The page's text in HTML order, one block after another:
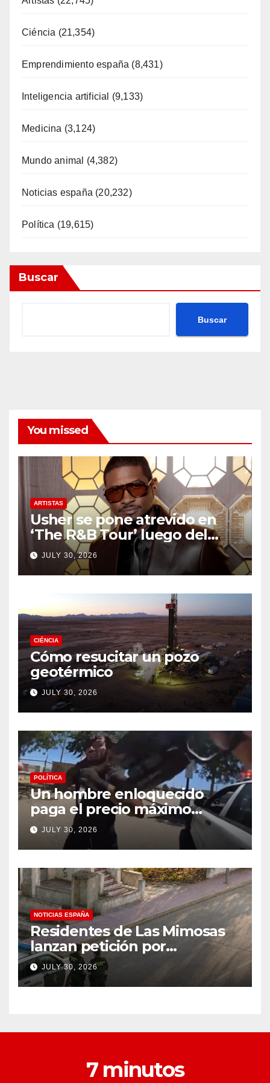
Ciéncia (21,354)
Emprendimiento españa (8,431)
Inteligencia artificial (9,133)
Medicina (3,124)
Mundo animal (4,382)
Noticias españa (20,232)
Política (19,615)
Buscar
Buscar
You missed
ARTISTAS
Usher se pone atrevido en
‘The R&B Tour’ luego del
drama de un fan
JULY 30, 2026
CIÉNCIA
Cómo resucitar un pozo
geotérmico
JULY 30, 2026
POLÍTICA
Un hombre enloquecido
paga el precio máximo
después de llevar un cuchillo
a un tiroteo con agentes del
condado de Los Ángeles
(VIDEO) * The Gateway
Pundit * por Cullen
Linebarger
JULY 30, 2026
NOTICIAS ESPAÑA
Residentes de Las Mimosas
lanzan petición por
disminución ‘inaceptable’ de
servicios básicos – The
Leader
JULY 30, 2026
7 minutos